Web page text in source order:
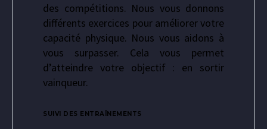
des compétitions. Nous vous donnons
différents exercices pour améliorer votre
capacité physique. Nous vous aidons à
vous surpasser. Cela vous permet
d’atteindre votre objectif : en sortir
vainqueur.
SUIVI DES ENTRAÎNEMENTS